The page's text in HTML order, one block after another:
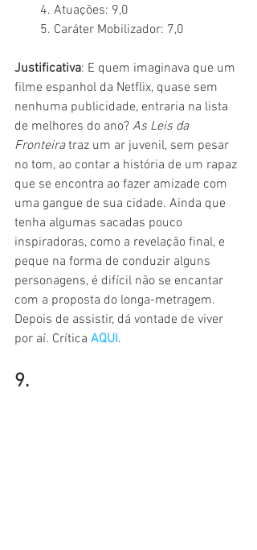
        4. Atuações: 9,0
        5. Caráter Mobilizador: 7,0
Justificativa: E quem imaginava que um
filme espanhol da Netflix, quase sem
nenhuma publicidade, entraria na lista
de melhores do ano? As Leis da
Fronteira traz um ar juvenil, sem pesar
no tom, ao contar a história de um rapaz
que se encontra ao fazer amizade com
uma gangue de sua cidade. Ainda que
tenha algumas sacadas pouco
inspiradoras, como a revelação final, e
peque na forma de conduzir alguns
personagens, é difícil não se encantar
com a proposta do longa-metragem.
Depois de assistir, dá vontade de viver
por aí. Crítica AQUI.
9.